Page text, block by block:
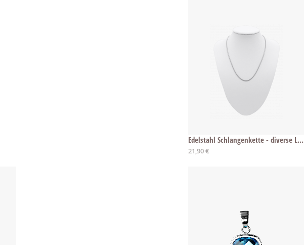
Edelstahl Schlangenkette - diverse Längen
Ab
21,90 €